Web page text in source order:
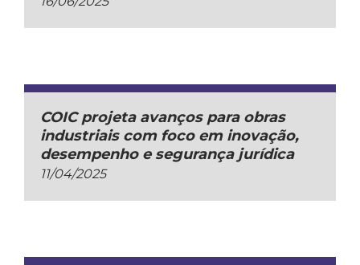
COIC projeta avanços para obras
industriais com foco em inovação,
desempenho e segurança jurídica
11/04/2025